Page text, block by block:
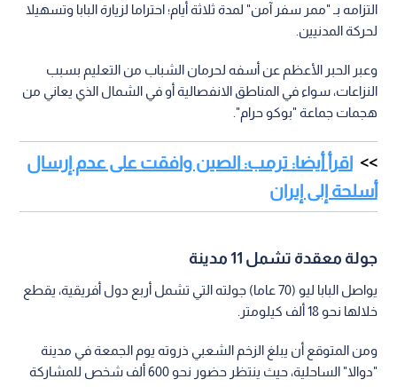
التزامه بـ "ممر سفر آمن" لمدة ثلاثة أيام؛ احتراما لزيارة البابا وتسهيلا
لحركة المدنيين.
وعبر الحبر الأعظم عن أسفه لحرمان الشباب من التعليم بسبب
النزاعات، سواء في المناطق الانفصالية أو في الشمال الذي يعاني من
هجمات جماعة "بوكو حرام".
اقرأ أيضا: ترمب: الصين وافقت على عدم إرسال
أسلحة إلى إيران
جولة معقدة تشمل 11 مدينة
يواصل البابا ليو (70 عاما) جولته التي تشمل أربع دول أفريقية، يقطع
خلالها نحو 18 ألف كيلومتر.
ومن المتوقع أن يبلغ الزخم الشعبي ذروته يوم الجمعة في مدينة
"دوالا" الساحلية، حيث ينتظر حضور نحو 600 ألف شخص للمشاركة